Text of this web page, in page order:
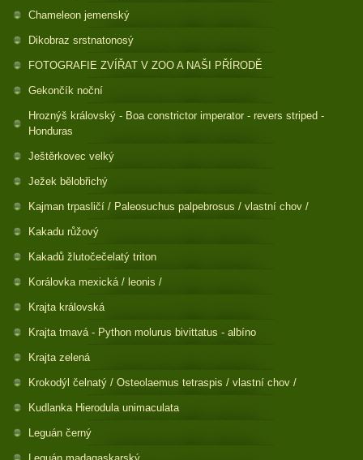
Chameleon jemenský
Dikobraz srstnatonosý
FOTOGRAFIE ZVÍŘAT V ZOO A NAŠI PŘÍRODĚ
Gekončík noční
Hroznýš královský - Boa constrictor imperator - revers striped -
Honduras
Ještěrkovec velký
Ježek bělobřichý
Kajman trpasličí / Paleosuchus palpebrosus / vlastní chov /
Kakadu růžový
Kakadů žlutočečelatý triton
Korálovka mexická / leonis /
Krajta královská
Krajta tmavá - Python molurus bivittatus - albíno
Krajta zelená
Krokodýl čelnatý / Osteolaemus tetraspis / vlastní chov /
Kudlanka Hierodula unimaculata
Leguán černý